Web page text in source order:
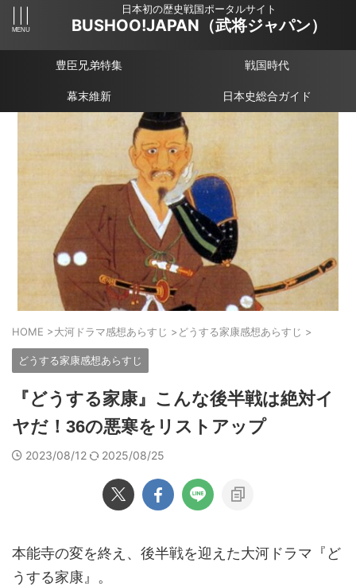
日本初の歴史戦国ポータルサイト
BUSHOO!JAPAN（武将ジャパン）
豊臣兄弟特集 戦国時代
幕末維新 日本史総合ガイド
HOME >大河ドラマ感想あらすじ > どうする家康感想あらすじ >
どうする家康感想あらすじ
『どうする家康』こんな後半戦は絶対イ
ヤだ！36の悪寒をリストアップ
2023/08/12 2025/08/25
本能寺の変を終え、後半戦を迎えた大河ドラマ『ど
うする家康』。